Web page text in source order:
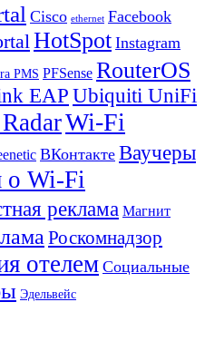
Cisco ethernet Facebook
HotSpot Instagram
PMS PFSense RouterOS
EAP Ubiquiti UniFi
Wi-Fi
ВКонтакте Ваучеры
о Wi-Fi
реклама Магнит
Роскомнадзор
отелем Социальные
Эдельвейс